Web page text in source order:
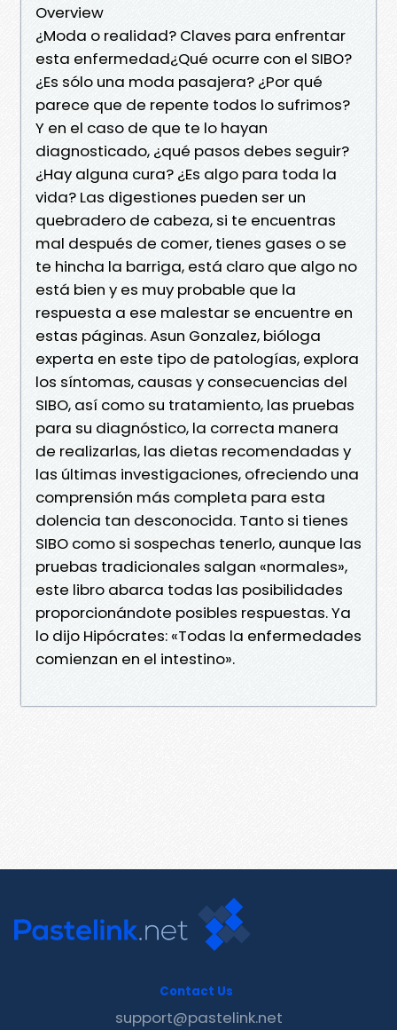
Overview
¿Moda o realidad? Claves para enfrentar
esta enfermedad¿Qué ocurre con el SIBO?
¿Es sólo una moda pasajera? ¿Por qué
parece que de repente todos lo sufrimos?
Y en el caso de que te lo hayan
diagnosticado, ¿qué pasos debes seguir?
¿Hay alguna cura? ¿Es algo para toda la
vida? Las digestiones pueden ser un
quebradero de cabeza, si te encuentras
mal después de comer, tienes gases o se
te hincha la barriga, está claro que algo no
está bien y es muy probable que la
respuesta a ese malestar se encuentre en
estas páginas. Asun Gonzalez, bióloga
experta en este tipo de patologías, explora
los síntomas, causas y consecuencias del
SIBO, así como su tratamiento, las pruebas
para su diagnóstico, la correcta manera
de realizarlas, las dietas recomendadas y
las últimas investigaciones, ofreciendo una
comprensión más completa para esta
dolencia tan desconocida. Tanto si tienes
SIBO como si sospechas tenerlo, aunque las
pruebas tradicionales salgan «normales»,
este libro abarca todas las posibilidades
proporcionándote posibles respuestas. Ya
lo dijo Hipócrates: «Todas la enfermedades
comienzan en el intestino».
Contact Us
support@pastelink.net